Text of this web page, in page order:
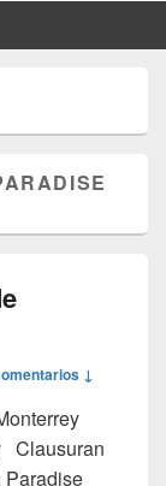
↓
Clausuran
Paradise